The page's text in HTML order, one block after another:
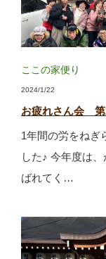
ここの家便り
2024/1/22
お疲れさん会 第
1年間の労をねぎ
した♪ 今年度は
ばれてく…